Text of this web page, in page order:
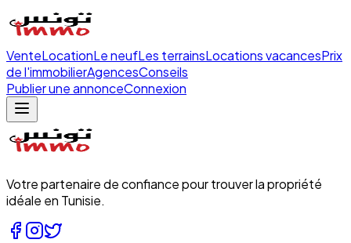
VenteLocationLe neufLes terrainsLocations vacancesPrix
de l'immobilierAgencesConseils
Publier une annonceConnexion
Votre partenaire de confiance pour trouver la propriété
idéale en Tunisie.